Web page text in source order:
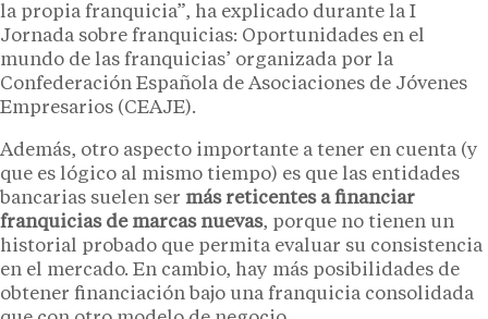
la propia franquicia”, ha explicado durante la I
Jornada sobre franquicias: Oportunidades en el
mundo de las franquicias’ organizada por la
Confederación Española de Asociaciones de Jóvenes
Empresarios (CEAJE).
Además, otro aspecto importante a tener en cuenta (y
que es lógico al mismo tiempo) es que las entidades
bancarias suelen ser más reticentes a financiar
franquicias de marcas nuevas, porque no tienen un
historial probado que permita evaluar su consistencia
en el mercado. En cambio, hay más posibilidades de
obtener financiación bajo una franquicia consolidada